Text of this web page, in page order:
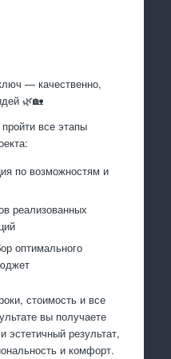
— качественно,
🌿🏡
все этапы
по возможностям и
реализованных
оптимального
стоимость и все
вы получаете
эстетичный результат,
и комфорт.